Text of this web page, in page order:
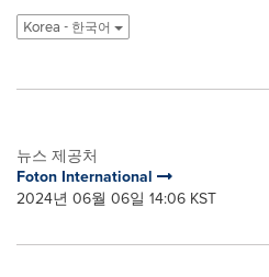
Korea - 한국어
뉴스 제공처
Foton International
2024년 06월 06일 14:06 KST